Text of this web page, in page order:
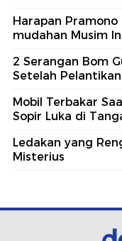
Harapan Pramono
mudahan Musim
2 Serangan Bom
Setelah
Mobil Terbakar
Sopir Luka di
Ledakan yang
Misterius